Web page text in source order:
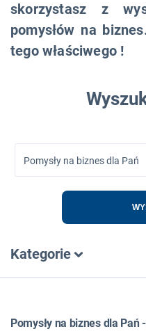
skorzystasz z
pomysłów na
tego właściwego !
Pomysły na biznes dla Pań
Kategorie
FRANCZYZA
Pomysły na biznes dla Pań